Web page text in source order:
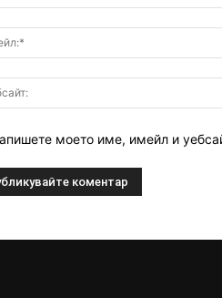
моето име, имейл и